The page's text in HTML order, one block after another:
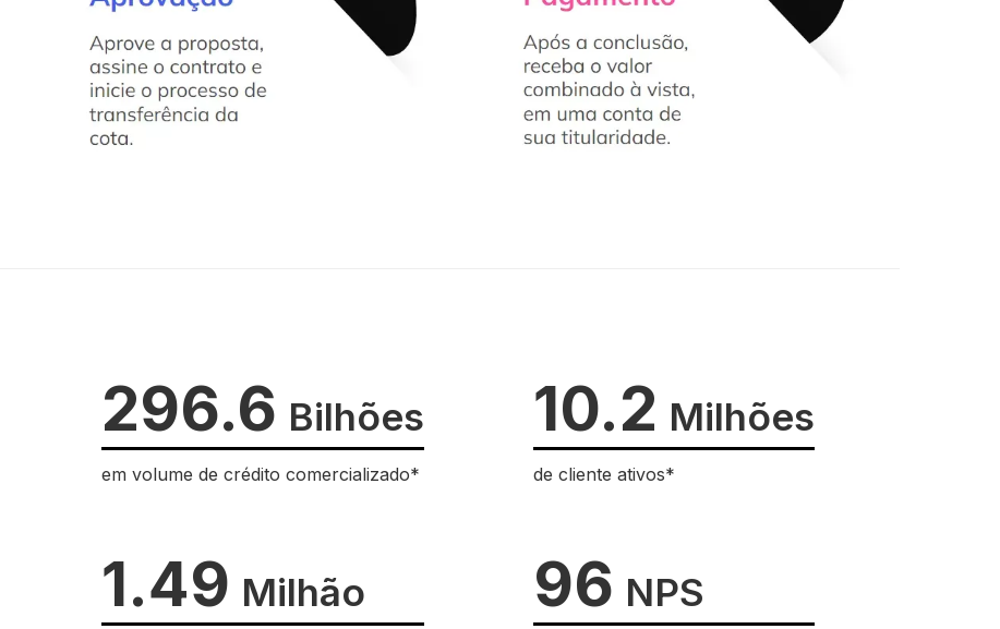
296.6 Bilhões
em volume de crédito comercializado*
10.2 Milhões
de cliente ativos*
1.49 Milhão 96 NPS